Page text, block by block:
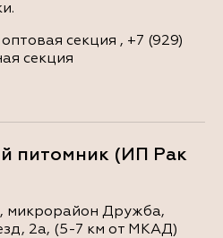
секция , +7 (929)
секция
питомник (ИП Рак
микрорайон Дружба,
2а, (5-7 км от МКАД)